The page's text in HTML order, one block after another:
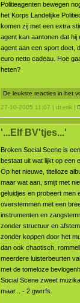
Politieagenten bewegen
het Korps Landelijke
komen zij met een extra
agent kan aantonen dat hij
agent aan een sport doet,
euro netto cadeau. Hoe
heten?
De leukste reacties in het
27-10-2005 11:07 | dr.erik |
'...Elf BV'tjes...'
Broken Social Scene is
bestaat uit wat lijkt op een
Op het nieuwe, titelloze
maar wat aan, smijt met
geluidjes en probeert men
overstemmen met een
instrumenten en
zonder structuur en
zonder koppen door het
dan ook chaotisch,
meerdere luisterbeurten
met de tomeloze
Social Scene zweet
maar... - 2 gwrrfs.